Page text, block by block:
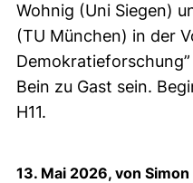
Wohnig (Uni Siegen)
(TU München) in der
Bein zu Gast sein.
H11.
13. Mai 2026, von Simon